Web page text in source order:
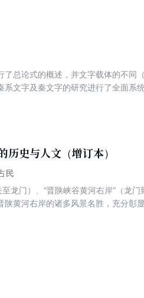
总论式的概述，并文字载体的不同
文字及秦文字的研究进行了全面系
历史与人文（增订本）
民
龙门）、“晋陕峡谷黄河右岸”（龙
黄河右岸的诸多风景名胜，充分彰